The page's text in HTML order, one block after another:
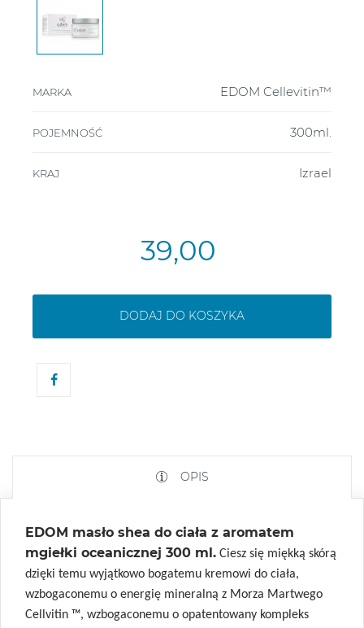
MARKA EDOM Cellevitin™
POJEMNOŚĆ 300ml.
KRAJ Izrael
39,00
DODAJ DO KOSZYKA
OPIS
EDOM masło shea do ciała z aromatem
mgiełki oceanicznej 300 ml. Ciesz się miękką skórą
dzięki temu wyjątkowo bogatemu kremowi do ciała,
wzbogaconemu o energię mineralną z Morza Martwego
Cellvitin ™, wzbogaconemu o opatentowany kompleks